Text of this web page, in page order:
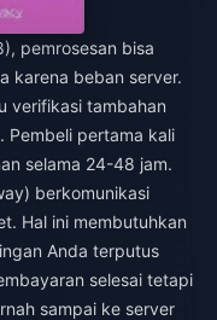
pemrosesan bisa
karena beban server.
verifikasi tambahan
pertama kali
selama 24-48 jam.
berkomunikasi
Hal ini membutuhkan
Anda terputus
selesai tetapi
sampai ke server